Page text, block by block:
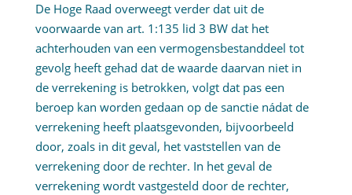
De Hoge Raad overweegt verder dat uit de
voorwaarde van art. 1:135 lid 3 BW dat het
achterhouden van een vermogensbestanddeel tot
gevolg heeft gehad dat de waarde daarvan niet in
de verrekening is betrokken, volgt dat pas een
beroep kan worden gedaan op de sanctie nádat de
verrekening heeft plaatsgevonden, bijvoorbeeld
door, zoals in dit geval, het vaststellen van de
verrekening door de rechter. In het geval de
verrekening wordt vastgesteld door de rechter,